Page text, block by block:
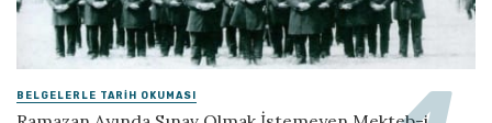
BELGELERLE TARIH OKUMASI